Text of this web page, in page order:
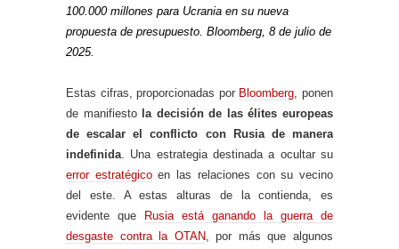
100.000 millones para Ucrania en su nueva
propuesta de presupuesto. Bloomberg, 8 de julio de
2025.
Estas cifras, proporcionadas por Bloomberg, ponen
de manifiesto la decisión de las élites europeas
de escalar el conflicto con Rusia de manera
indefinida. Una estrategia destinada a ocultar su
error estratégicoen las relaciones con su vecino
del este. A estas alturas de la contienda, es
evidente que
Rusia está ganando la guerra de
desgaste contra la OTAN, por más que algunos